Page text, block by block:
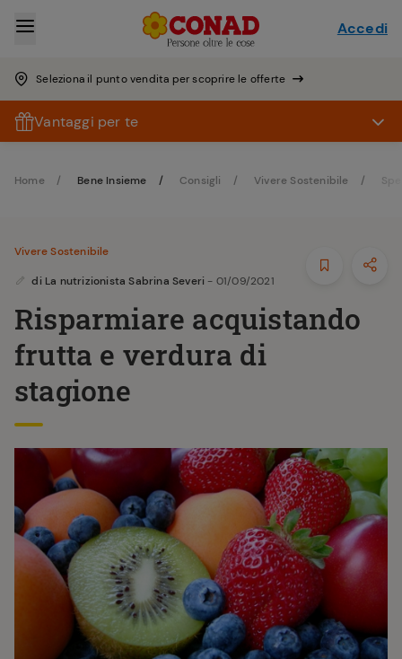
Seleziona il punto vendita per scoprire le offerte
Accedi
Vantaggi per te
Home Bene Insieme Consigli Vivere Sostenibile
Vivere Sostenibile
di La nutrizionista Sabrina Severi - 01/09/2021
Risparmiare acquistando
frutta e verdura di
stagione